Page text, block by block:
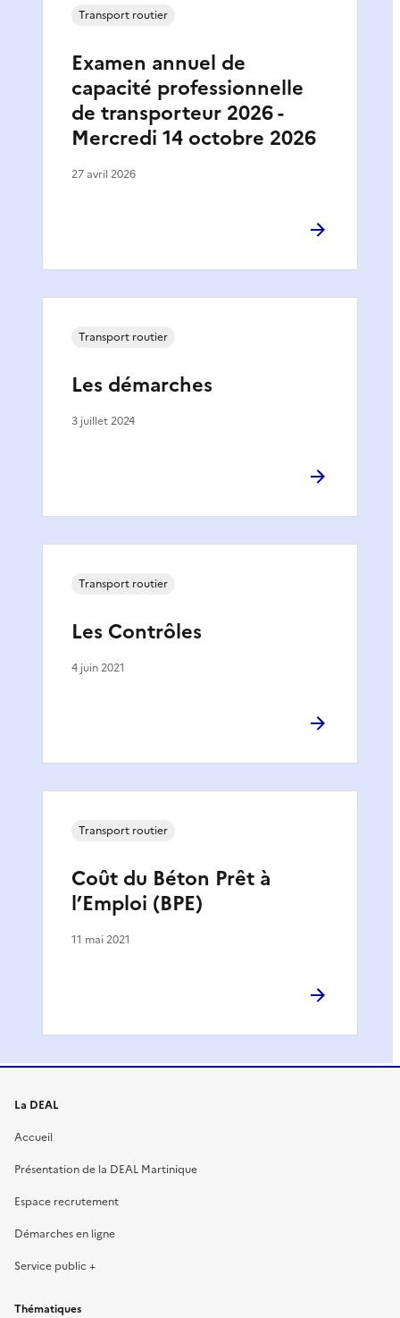
Examen annuel de
capacité professionnelle
de transporteur 2026 -
Mercredi 14 octobre 2026
Transport routier
27 avril 2026
Les démarches
Transport routier
3 juillet 2024
Les Contrôles
Transport routier
4 juin 2021
Coût du Béton Prêt à
l’Emploi (BPE)
Transport routier
11 mai 2021
La DEAL
Accueil
Présentation de la DEAL Martinique
Espace recrutement
Démarches en ligne
Service public +
Thématiques